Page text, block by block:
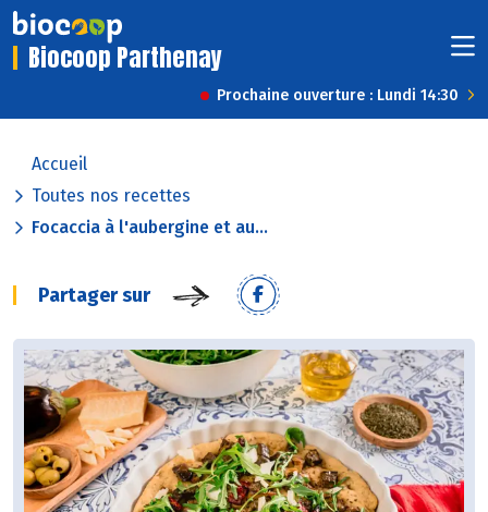
Biocoop Parthenay
Prochaine ouverture : Lundi 14:30
Accueil
Toutes nos recettes
Focaccia à l'aubergine et au...
Partager sur